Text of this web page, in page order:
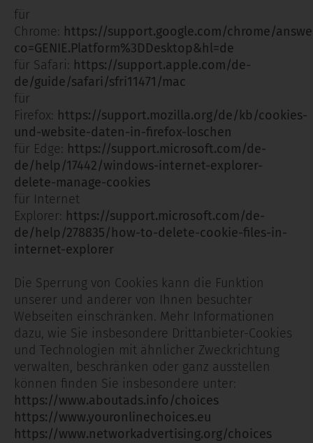
für
Chrome: https://support.google.com/chrome/
co=GENIE.Platform%3DDesktop&hl=de
für Safari: https://support.apple.com/de-
de/guide/safari/sfri11471/mac
für
Firefox: https://support.mozilla.org/de/kb/cookies-
und-website-daten-in-firefox-loschen
für Edge: https://support.microsoft.com/de-
de/help/17442/windows-internet-explorer-
delete-manage-cookies
für Internet
Explorer: https://support.microsoft.com/de-
de/help/278835/how-to-delete-cookie-files-in-
internet-explorer
Die Sperrung von Cookies kann die Funktion
unserer und anderer von Ihnen besuchter
Webseiten einschränken. Mehr Informationen
dazu, wie Sie insbesondere Drittanbieter-Cookies
und Technologien mit ähnlicher Zweckrichtung
verwalten, beschränken oder ganz ausstellen
können finden Sie insbesondere unter:
https://www.aboutads.info/choices
https://www.youronlinechoices.eu
https://www.networkadvertising.org/choices